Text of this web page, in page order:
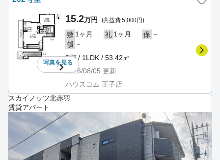
写真を見る
15.2万円 (共益費 5,000円)
敷 1ヶ月 礼 1ヶ月 保 －
償 －
2階 / 1LDK / 53.42㎡
2026/08/05 更新
ハウスコム 王子店
スカイノッツ北赤羽
賃貸アパート